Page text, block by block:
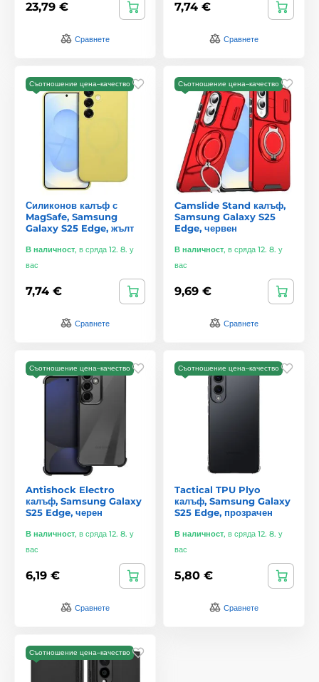
23,79 €
Сравнете
7,74 €
Сравнете
Съотношение цена–качество
Силиконов калъф с
MagSafe, Samsung
Galaxy S25 Edge, жълт
В наличност, в сряда 12. 8. у
вас
7,74 €
Сравнете
Съотношение цена–качество
Camslide Stand калъф,
Samsung Galaxy S25
Edge, червен
В наличност, в сряда 12. 8. у
вас
9,69 €
Сравнете
Съотношение цена–качество
Antishock Electro
калъф, Samsung Galaxy
S25 Edge, черен
В наличност, в сряда 12. 8. у
вас
6,19 €
Сравнете
Съотношение цена–качество
Tactical TPU Plyo
калъф, Samsung Galaxy
S25 Edge, прозрачен
В наличност, в сряда 12. 8. у
вас
5,80 €
Сравнете
Съотношение цена–качество